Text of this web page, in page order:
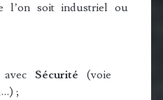
l’on soit industriel ou
Sécurité (voie
;